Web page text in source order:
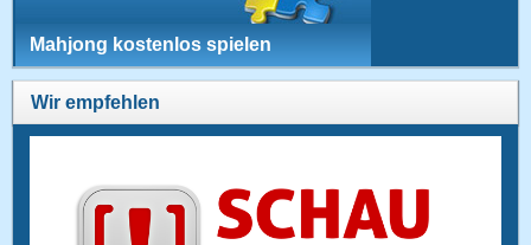
Mahjong kostenlos spielen
Wir empfehlen